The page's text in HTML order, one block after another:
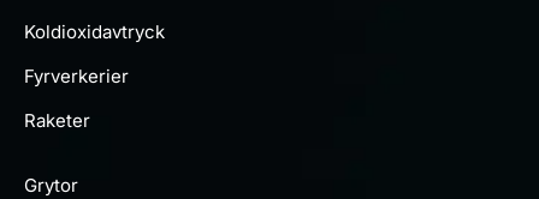
Koldioxidavtryck
Fyrverkerier
Raketer
Grytor